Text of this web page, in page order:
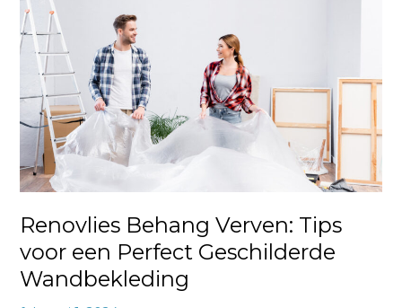
Renovlies Behang Verven: Tips
voor een Perfect Geschilderde
Wandbekleding
Verven:
Tips
voor
een
Perfect
Geschilderde
Wandbekleding